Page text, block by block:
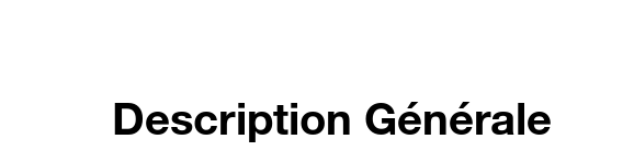
Description Générale